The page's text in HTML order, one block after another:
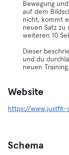
Bewegung
auf dem
nicht, kommt
neuen Satz zu
weiteren 10
Dieser
und du
neuen Training.
Website
https://www.justfit-
Schema